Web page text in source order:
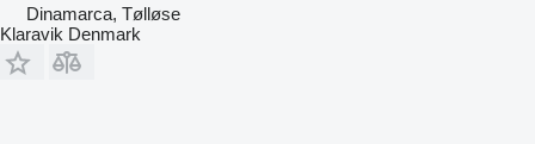
Dinamarca, Tølløse
Klaravik Denmark